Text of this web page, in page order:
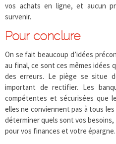
vos achats en ligne, et aucun
survenir.
Pour conclure
On se fait beaucoup d’idées
au final, ce sont ces mêmes idées
des erreurs. Le piège se situe
important de rectifier. Les
compétentes et sécurisées que
elles ne conviennent pas à tous
déterminer quels sont vos
pour vos finances et votre épargne.